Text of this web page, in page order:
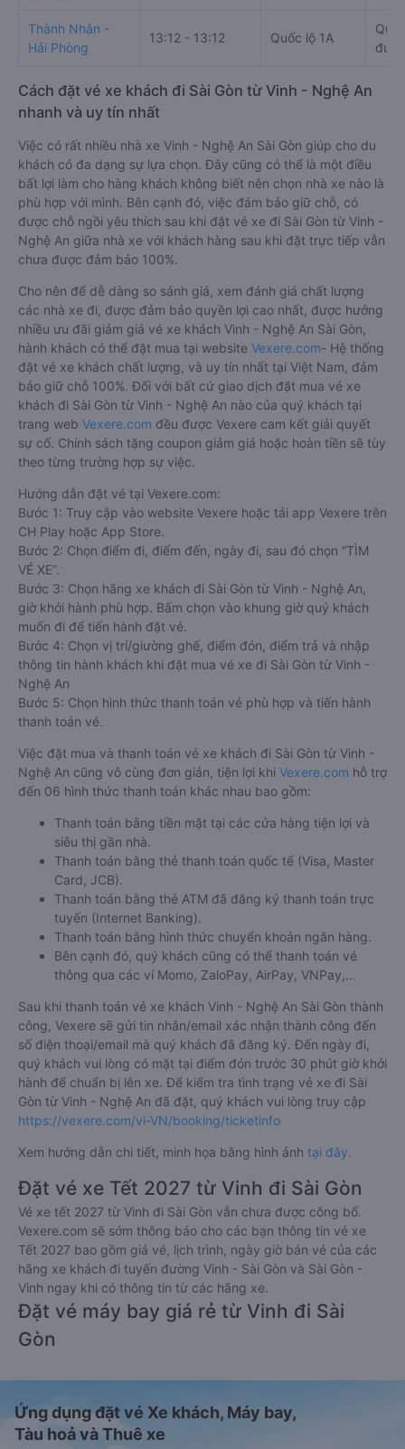
Thành Nhân -
Hải Phòng
13:12 - 13:12 Quốc lộ 1A
Cách đặt vé xe khách đi Sài Gòn từ Vinh - Nghệ An
nhanh và uy tín nhất
Việc có rất nhiều nhà xe Vinh - Nghệ An Sài Gòn giúp cho du
khách có đa dạng sự lựa chọn. Đây cũng có thể là một điều
bất lợi làm cho hàng khách không biết nên chọn nhà xe nào là
phù hợp với mình. Bên cạnh đó, việc đảm bảo giữ chỗ, có
được chỗ ngồi yêu thích sau khi đặt vé xe đi Sài Gòn từ Vinh -
Nghệ An giữa nhà xe với khách hàng sau khi đặt trực tiếp vẫn
chưa được đảm bảo 100%.
Cho nên để dễ dàng so sánh giá, xem đánh giá chất lượng
các nhà xe đi, được đảm bảo quyền lợi cao nhất, được hưởng
nhiều ưu đãi giảm giá vé xe khách Vinh - Nghệ An Sài Gòn,
hành khách có thể đặt mua tại website Vexere.com- Hệ thống
đặt vé xe khách chất lượng, và uy tín nhất tại Việt Nam, đảm
bảo giữ chỗ 100%. Đối với bất cứ giao dịch đặt mua vé xe
khách đi Sài Gòn từ Vinh - Nghệ An nào của quý khách tại
trang web Vexere.com đều được Vexere cam kết giải quyết
sự cố. Chính sách tặng coupon giảm giá hoặc hoàn tiền sẽ tùy
theo từng trường hợp sự việc.
Hướng dẫn đặt vé tại Vexere.com:
Bước 1: Truy cập vào website Vexere hoặc tải app Vexere trên
CH Play hoặc App Store.
Bước 2: Chọn điểm đi, điểm đến, ngày đi, sau đó chọn “TÌM
VÉ XE”.
Bước 3: Chọn hãng xe khách đi Sài Gòn từ Vinh - Nghệ An,
giờ khởi hành phù hợp. Bấm chọn vào khung giờ quý khách
muốn đi để tiến hành đặt vé.
Bước 4: Chọn vị trí/giường ghế, điểm đón, điểm trả và nhập
thông tin hành khách khi đặt mua vé xe đi Sài Gòn từ Vinh -
Nghệ An
Bước 5: Chọn hình thức thanh toán vé phù hợp và tiến hành
thanh toán vé.
Việc đặt mua và thanh toán vé xe khách đi Sài Gòn từ Vinh -
Nghệ An cũng vô cùng đơn giản, tiện lợi khi Vexere.com hỗ trợ
đến 06 hình thức thanh toán khác nhau bao gồm:
Thanh toán bằng tiền mặt tại các cửa hàng tiện lợi và
siêu thị gần nhà.
Thanh toán bằng thẻ thanh toán quốc tế (Visa, Master
Card, JCB).
Thanh toán bằng thẻ ATM đã đăng ký thanh toán trực
tuyến (Internet Banking).
Thanh toán bằng hình thức chuyển khoản ngân hàng.
Bên cạnh đó, quý khách cũng có thể thanh toán vé
thông qua các ví Momo, ZaloPay, AirPay, VNPay,…
Sau khi thanh toán vé xe khách Vinh - Nghệ An Sài Gòn thành
công, Vexere sẽ gửi tin nhắn/email xác nhận thành công đến
số điện thoại/email mà quý khách đã đăng ký. Đến ngày đi,
quý khách vui lòng có mặt tại điểm đón trước 30 phút giờ khởi
hành để chuẩn bị lên xe. Để kiểm tra tình trạng vé xe đi Sài
Gòn từ Vinh - Nghệ An đã đặt, quý khách vui lòng truy cập
https://vexere.com/vi-VN/booking/ticketinfo
Xem hướng dẫn chi tiết, minh họa bằng hình ảnh tại đây.
Đặt vé xe Tết 2027 từ Vinh đi Sài Gòn
Vé xe tết 2027 từ Vinh đi Sài Gòn vẫn chưa được công bố.
Vexere.com sẽ sớm thông báo cho các bạn thông tin vé xe
Tết 2027 bao gồm giá vé, lịch trình, ngày giờ bán vé của các
hãng xe khách đi tuyến đường Vinh - Sài Gòn và Sài Gòn -
Vinh ngay khi có thông tin từ các hãng xe.
Đặt vé máy bay giá rẻ từ Vinh đi Sài
Gòn
Ứng dụng đặt vé Xe khách, Máy bay,
Tàu hoả và Thuê xe